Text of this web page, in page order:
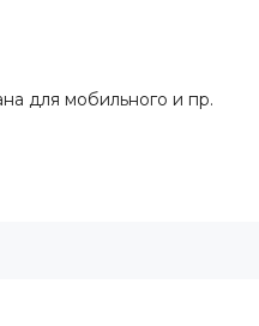
для мобильного и пр.